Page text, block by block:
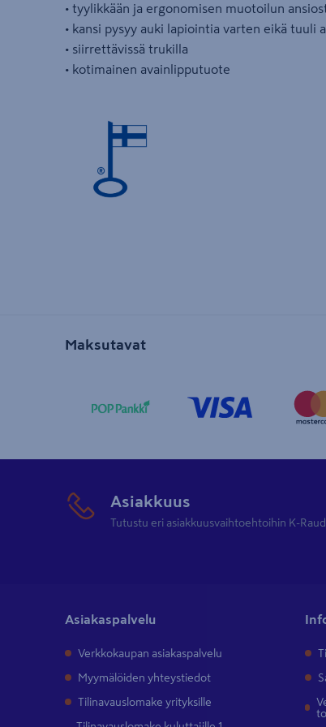
• tyylikkään ja ergonomisen muotoilun
• kansi pysyy auki lapiointia varten eikä tuuli
• siirrettävissä trukilla
• kotimainen avainlipputuote
Maksutavat
Asiakkuus
Tutustu eri asiakkuusvaihtoehtoihin K-
Asiakaspalvelu
Verkkokaupan asiakaspalvelu
Myymälöiden yhteystiedot
Tilinavauslomake yrityksille